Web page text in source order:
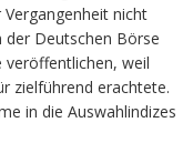
nicht
Deutschen Börse
veröffentlichen, weil
zielführend erachtete.
in die Auswahlindizes